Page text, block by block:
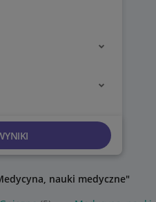
nauki medyczne"